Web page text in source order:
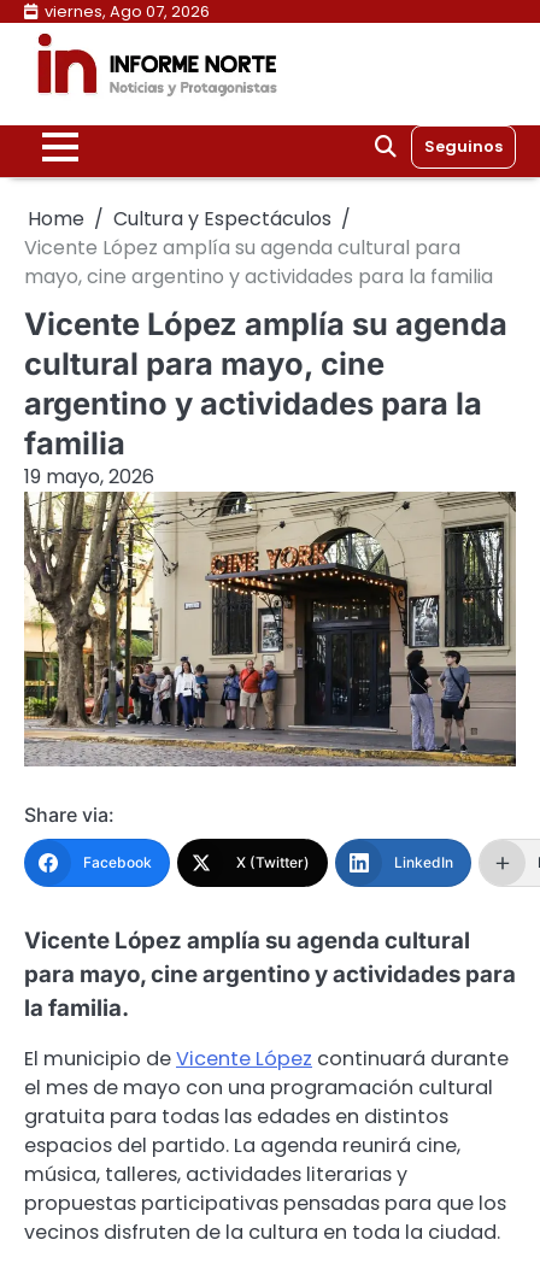
Skip
content
viernes, Ago 07, 2026
Seguinos
Home
Cultura y Espectáculos
Vicente López amplía su agenda cultural para
mayo, cine argentino y actividades para la familia
Vicente López amplía su agenda
cultural para mayo, cine
argentino y actividades para la
familia
19 mayo, 2026
Share via:
Facebook X (Twitter) LinkedIn
Vicente López amplía su agenda cultural
para mayo, cine argentino y actividades para
la familia.
El municipio deVicente López continuará durante
el mes de mayo con una programación cultural
gratuita para todas las edades en distintos
espacios del partido. La agenda reunirá cine,
música, talleres, actividades literarias y
propuestas participativas pensadas para que los
vecinos disfruten de la cultura en toda la ciudad.